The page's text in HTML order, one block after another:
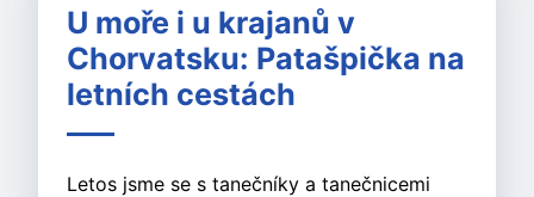
U moře i u krajanů v
Chorvatsku: Patašpička na
letních cestách
Letos jsme se s tanečníky a tanečnicemi